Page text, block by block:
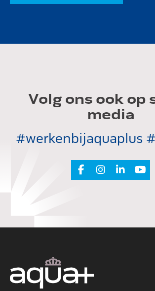
Volg ons ook op
media
#werkenbijaquaplus